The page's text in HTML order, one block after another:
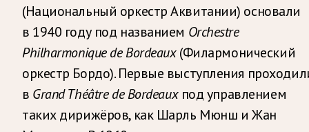
(Национальный оркестр Аквитании) основали
в 1940 году под названием Orchestre
Philharmonique de Bordeaux(Филармонический
оркестр Бордо). Первые выступления
в Grand Théâtre de Bordeauxпод управлением
таких дирижёров, как Шарль Мюнш и Жан